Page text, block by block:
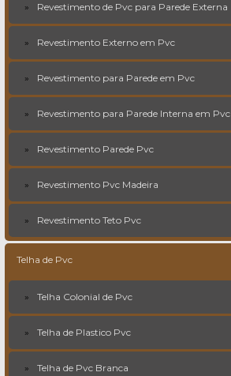
Revestimento de Pvc para Parede Externa
Revestimento Externo em Pvc
Revestimento para Parede em Pvc
Revestimento para Parede Interna em Pvc
Revestimento Parede Pvc
Revestimento Pvc Madeira
Revestimento Teto Pvc
Telha de Pvc
Telha Colonial de Pvc
Telha de Plastico Pvc
Telha de Pvc Branca